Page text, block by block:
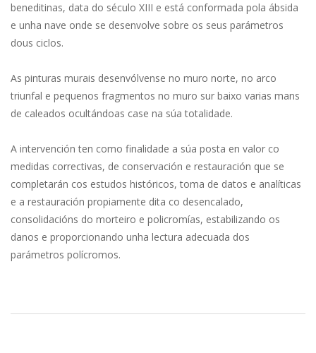
beneditinas, data do século XIII e está conformada pola ábsida
e unha nave onde se desenvolve sobre os seus parámetros
dous ciclos.
As pinturas murais desenvólvense no muro norte, no arco
triunfal e pequenos fragmentos no muro sur baixo varias mans
de caleados ocultándoas case na súa totalidade.
A intervención ten como finalidade a súa posta en valor co
medidas correctivas, de conservación e restauración que se
completarán cos estudos históricos, toma de datos e analíticas
e a restauración propiamente dita co desencalado,
consolidacións do morteiro e policromías, estabilizando os
danos e proporcionando unha lectura adecuada dos
parámetros polícromos.